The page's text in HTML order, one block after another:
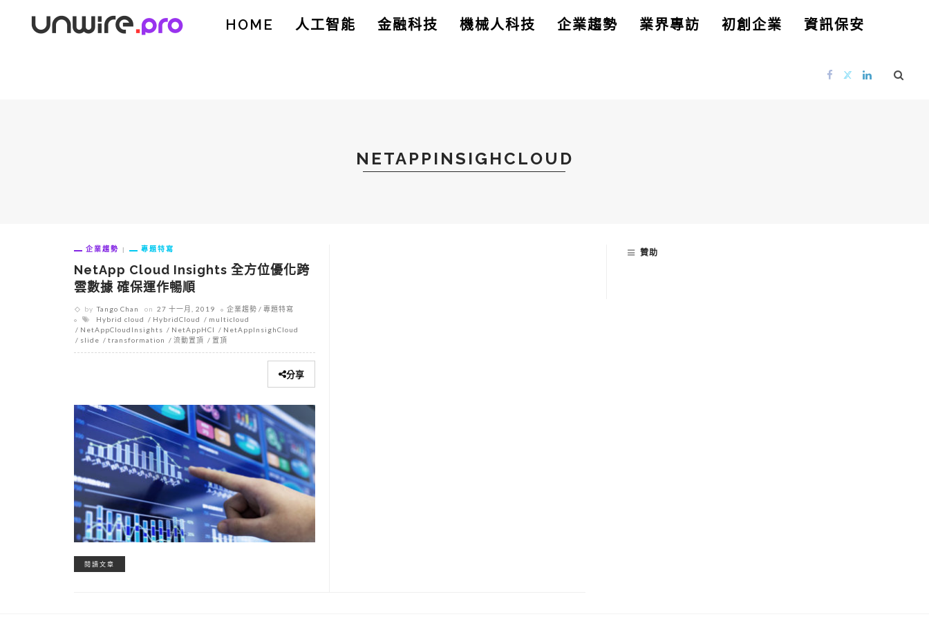
HOME 人工智能 金融科技 機械人科技 企業趨勢 業界專訪 初創企業 資訊保安
NETAPPINSIGHCLOUD
企業趨勢 專題特寫
NetApp Cloud Insights 全方位優化跨
雲數據 確保運作暢順
by Tango Chan on 27 十一月, 2019 企業趨勢
專題特寫
Hybrid cloud
HybridCloud
multicloud
NetAppCloudInsights
NetAppHCI
NetAppInsighCloud
slide
transformation 流動置頂 置頂
分享
閱讀文章
贊助